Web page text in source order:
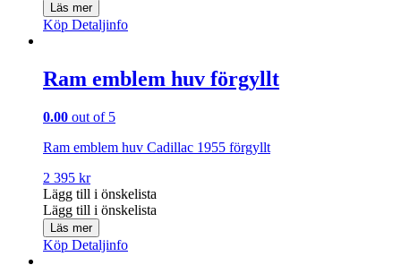
Läs mer
Köp Detaljinfo
Ram emblem huv förgyllt
0.00 out of 5
Ram emblem huv Cadillac 1955 förgyllt
2 395 kr
Lägg till i önskelista
Lägg till i önskelista
Läs mer
Köp Detaljinfo